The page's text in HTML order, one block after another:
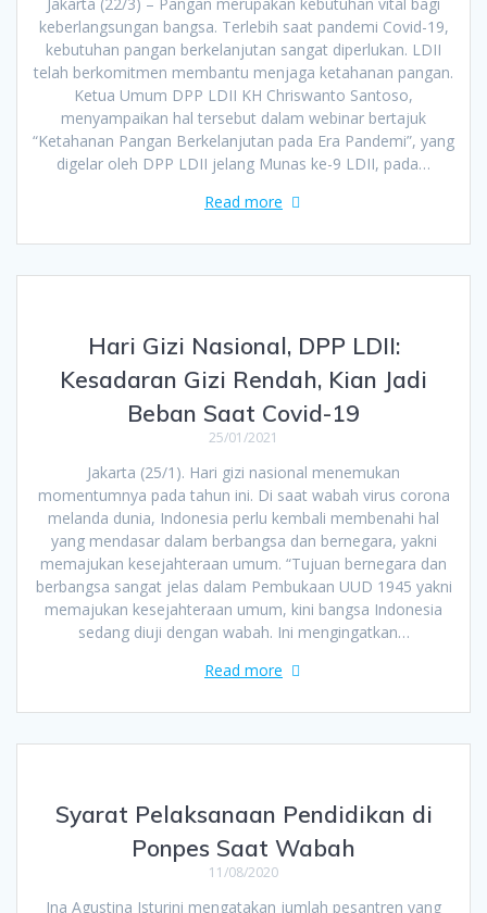
keberlangsungan bangsa. Terlebih saat pandemi Covid-19,
kebutuhan pangan berkelanjutan sangat diperlukan. LDII
telah berkomitmen membantu menjaga ketahanan pangan.
Ketua Umum DPP LDII KH Chriswanto Santoso,
menyampaikan hal tersebut dalam webinar bertajuk
“Ketahanan Pangan Berkelanjutan pada Era Pandemi”, yang
digelar oleh DPP LDII jelang Munas ke-9 LDII, pada…
Read more
Hari Gizi Nasional, DPP LDII:
Kesadaran Gizi Rendah, Kian Jadi
Beban Saat Covid-19
25/01/2021
Jakarta (25/1). Hari gizi nasional menemukan
momentumnya pada tahun ini. Di saat wabah virus corona
melanda dunia, Indonesia perlu kembali membenahi hal
yang mendasar dalam berbangsa dan bernegara, yakni
memajukan kesejahteraan umum. “Tujuan bernegara dan
berbangsa sangat jelas dalam Pembukaan UUD 1945 yakni
memajukan kesejahteraan umum, kini bangsa Indonesia
sedang diuji dengan wabah. Ini mengingatkan…
Read more
Syarat Pelaksanaan Pendidikan di
Ponpes Saat Wabah
11/08/2020
Ina Agustina Isturini mengatakan jumlah pesantren yang